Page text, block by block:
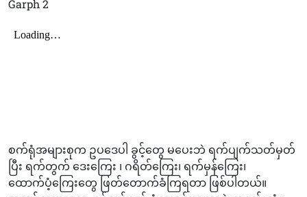
Garph 2
စက်ရုံအများစုက ဥပဒေပါ ခွင့်တွေ မပေးဘဲ ရက်ပျက်သတ်မှတ်
ပြီး ရက်တွက် ဒေးကြေး ၊ ဂရိတ်ကြေး၊ ရက်မှန်ကြေး၊
ထောက်ပံ့ကြေးတွေ ဖြတ်တောက်ခံကြရတာ ဖြစ်ပါတယ်။